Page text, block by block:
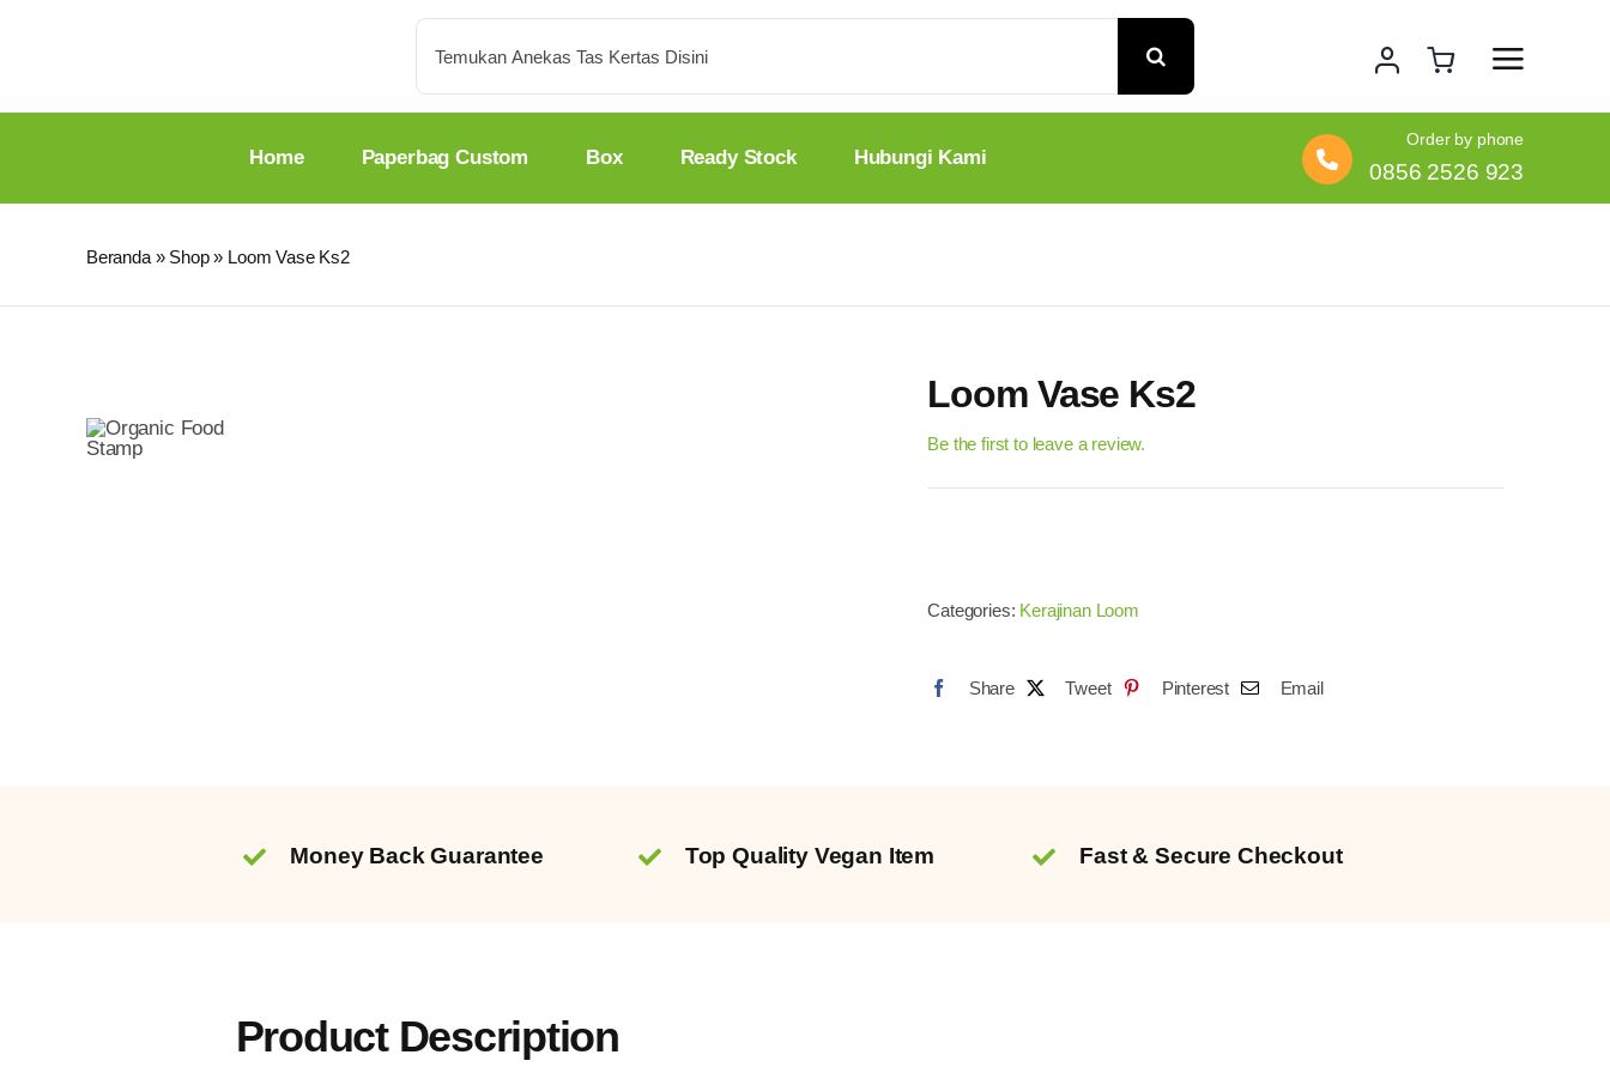
for:
Home Paperbag Custom Box Ready Stock Hubungi Kami
Order by phone
0856 2526 923
Beranda» Shop» Loom Vase Ks2
Loom Vase Ks2
Be the first to leave a review.
Categories: Kerajinan Loom
Share Tweet Pinterest Email
Money Back Guarantee Top Quality Vegan Item Fast & Secure Checkout
Product Description